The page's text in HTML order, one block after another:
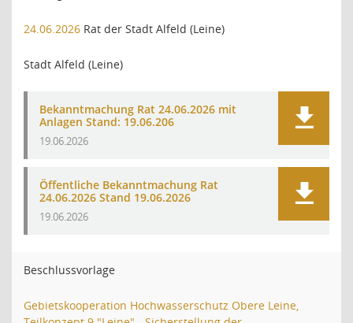
24.06.2026 Rat der Stadt Alfeld (Leine)
Stadt Alfeld (Leine)
Bekanntmachung Rat 24.06.2026 mit
Anlagen Stand: 19.06.206
19.06.2026
Öffentliche Bekanntmachung Rat
24.06.2026 Stand 19.06.2026
19.06.2026
Beschlussvorlage
Gebietskooperation Hochwasserschutz Obere Leine,